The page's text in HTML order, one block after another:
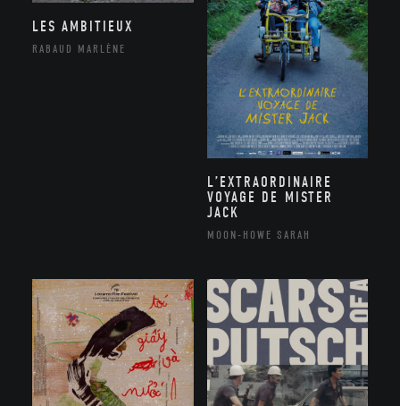
LES AMBITIEUX
RABAUD MARLÈNE
L’EXTRAORDINAIRE
VOYAGE DE MISTER
JACK
MOON-HOWE SARAH